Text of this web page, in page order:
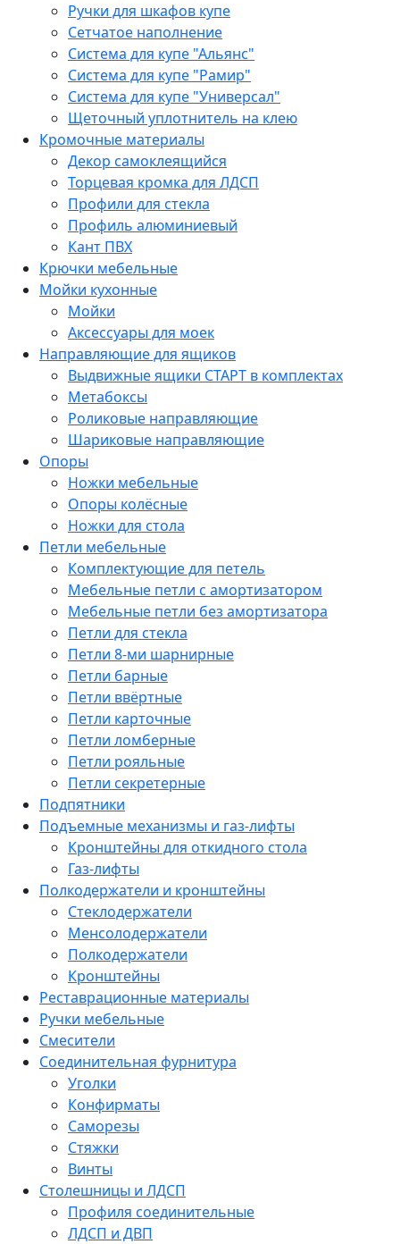
Ручки для шкафов купе
Сетчатое наполнение
Система для купе "Альянс"
Система для купе "Рамир"
Система для купе "Универсал"
Щеточный уплотнитель на клею
Кромочные материалы
Декор самоклеящийся
Торцевая кромка для ЛДСП
Профили для стекла
Профиль алюминиевый
Кант ПВХ
Крючки мебельные
Мойки кухонные
Мойки
Аксессуары для моек
Направляющие для ящиков
Выдвижные ящики СТАРТ в комплектах
Метабоксы
Роликовые направляющие
Шариковые направляющие
Опоры
Ножки мебельные
Опоры колёсные
Ножки для стола
Петли мебельные
Комплектующие для петель
Мебельные петли с амортизатором
Мебельные петли без амортизатора
Петли для стекла
Петли 8-ми шарнирные
Петли барные
Петли ввёртные
Петли карточные
Петли ломберные
Петли рояльные
Петли секретерные
Подпятники
Подъемные механизмы и газ-лифты
Кронштейны для откидного стола
Газ-лифты
Полкодержатели и кронштейны
Стеклодержатели
Менсолодержатели
Полкодержатели
Кронштейны
Реставрационные материалы
Ручки мебельные
Смесители
Соединительная фурнитура
Уголки
Конфирматы
Саморезы
Стяжки
Винты
Столешницы и ЛДСП
Профиля соединительные
ЛДСП и ДВП